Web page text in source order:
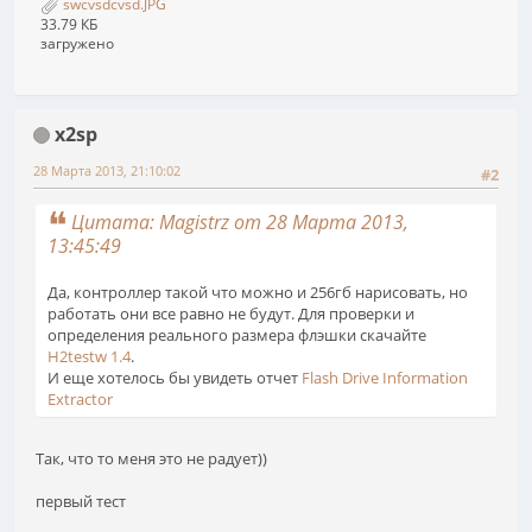
33.79 КБ
загружено
x2sp
#2
28 Марта 2013, 21:10:02
Цитата: Magistrz от 28 Марта 2013,
13:45:49
Да, контроллер такой что можно и 256гб нарисовать, но
работать они все равно не будут. Для проверки и
определения реального размера флэшки скачайте
H2testw 1.4.
И еще хотелось бы увидеть отчет Flash Drive Information
Extractor
Так, что то меня это не радует))
первый тест